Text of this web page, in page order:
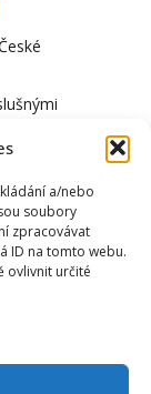
a/nebo
soubory
zpracovávat
ID na tomto webu.
ovlivnit určité